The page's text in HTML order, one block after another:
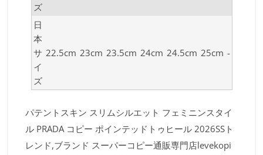
ズ
日
本
サ
イ
ズ
22.5cm 23cm 23.5cm 24cm 24.5cm 25cm -
パテントスキン スリムシルエット フェミニンスタイ
ル PRADA コピー ポインテッドトゥヒール 2026SSト
レンド,ブランド スーパーコピー通販専門店levekopi